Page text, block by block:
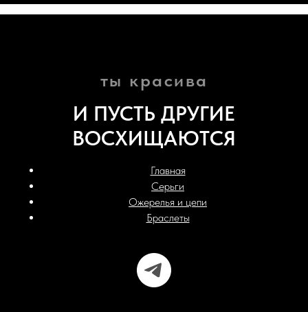
ты красива
И ПУСТЬ ДРУГИЕ
ВОСХИЩАЮТСЯ
Главная
Серьги
Ожерелья и цепи
Браслеты